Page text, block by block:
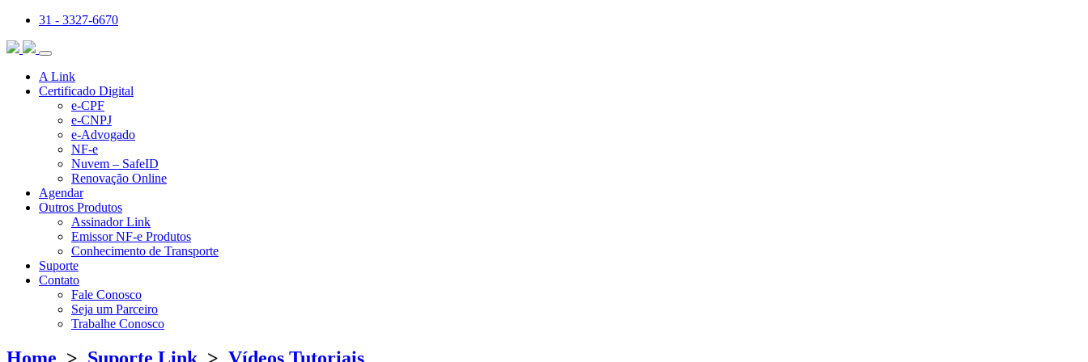
31 - 3327-6670
A Link
Certificado Digital
e-CPF
e-CNPJ
e-Advogado
NF-e
Nuvem – SafeID
Renovação Online
Agendar
Outros Produtos
Assinador Link
Emissor NF-e Produtos
Conhecimento de Transporte
Suporte
Contato
Fale Conosco
Seja um Parceiro
Trabalhe Conosco